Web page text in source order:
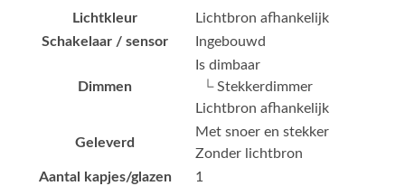
Lichtkleur
Lichtbron afhankelijk
Schakelaar / sensor
Ingebouwd
Dimmen
Is dimbaar
└ Stekkerdimmer
Lichtbron afhankelijk
Geleverd
Met snoer en stekker
Zonder lichtbron
Aantal kapjes/glazen
1